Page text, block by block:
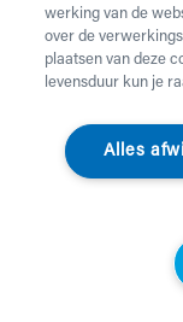
Opgelet!Je huurt
servicekost.
duurt 2
feestdagen.
werking van de
over de
plaatsen van deze
levensduur kun je
Alles